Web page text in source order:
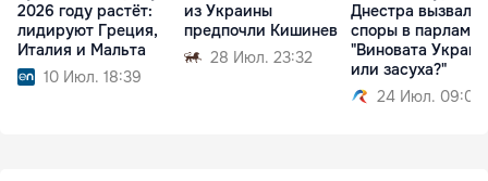
2026 году растёт:
лидируют Греция,
Италия и Мальта
10 Июл. 18:39
из Украины
предпочли Кишинев
28 Июл. 23:32
Днестра вызвало
споры в
"Виновата
или засуха?"
24 Июл. 09:07